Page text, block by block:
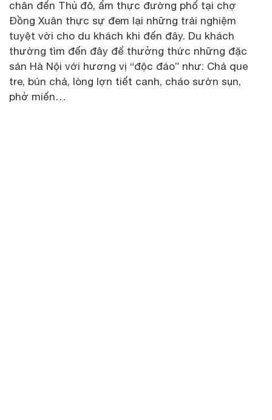
chân đến Thủ đô, ẩm thực đường phố tại chợ
Đồng Xuân thực sự đem lại những trải nghiệm
tuyệt vời cho du khách khi đến đây. Du khách
thường tìm đến đây để thưởng thức những đặc
sản Hà Nội với hương vị “độc đáo” như: Chả que
tre, bún chả, lòng lợn tiết canh, cháo sườn sụn,
phở miến…